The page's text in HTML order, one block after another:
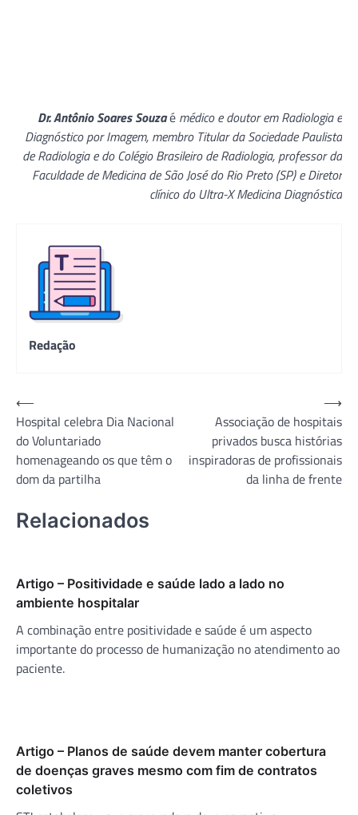
Dr. Antônio Soares Souzaé médico e doutor em Radiologia e
Diagnóstico por Imagem, membro Titular da Sociedade Paulista
de Radiologia e do Colégio Brasileiro de Radiologia, professor da
Faculdade de Medicina de São José do Rio Preto (SP) e Diretor
clínico do Ultra-X Medicina Diagnóstica
Redação
Navegação
de
Post
⟵
Hospital celebra Dia Nacional
do Voluntariado
homenageando os que têm o
dom da partilha
Associação de hospitais
privados busca histórias
inspiradoras de profissionais
da linha de frente
⟶
Relacionados
Artigo – Positividade e saúde lado a lado no
ambiente hospitalar
A combinação entre positividade e saúde é um aspecto
importante do processo de humanização no atendimento ao
paciente.
Artigo – Planos de saúde devem manter cobertura
de doenças graves mesmo com fim de contratos
coletivos